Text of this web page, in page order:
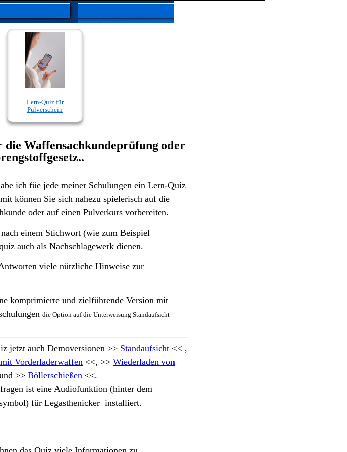
Lern-Quiz für
Pulverschein
Waffensachkundeprüfung oder
ich füe jede meiner Schulungen ein Lern-Quiz
können Sie sich nahezu spielerisch auf die
oder auf einen Pulverkurs vorbereiten.
einem Stichwort (wie zum Beispiel
auch als Nachschlagewerk dienen.
viele nützliche Hinweise zur
komprimierte und zielführende Version mit
die Option auf die Unterweisung Standaufsicht
jetzt auch Demoversionen >> Standaufsicht << ,
Vorderladerwaffen <<, >> Wiederladen von
>> Böllerschießen <<.
ist eine Audiofunktion (hinter dem
für Legasthenicker installiert.